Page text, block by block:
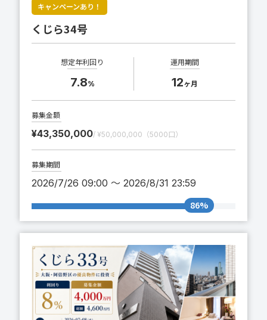
キャンペーンあり！
くじら34号
想定年利回り
7.8%
運用期間
12ヶ月
募集金額
¥43,350,000/ ¥50,000,000（5000口）
募集期間
2026/7/26 09:00 〜 2026/8/31 23:59
86%